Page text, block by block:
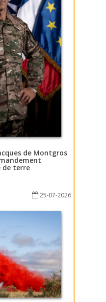
de Montgros
de terre
25-07-2026